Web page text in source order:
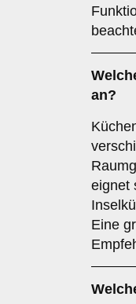
an?
eignet
Eine